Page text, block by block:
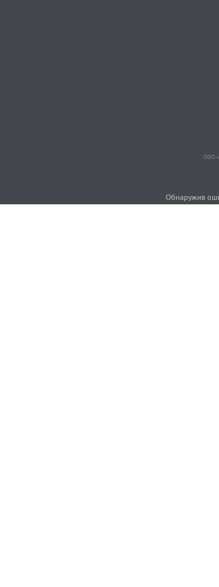
ООО
Обнаружив